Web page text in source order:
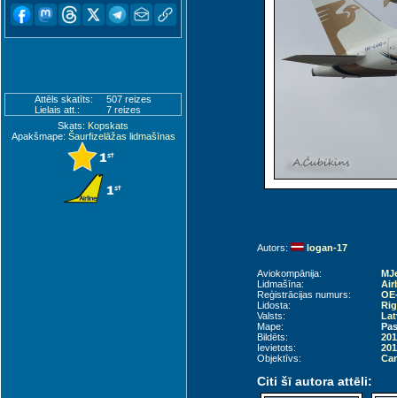
Attēls skatīts:
507 reizes
Lielais att.:
7 reizes
Skats: Kopskats
Apakšmape: Šaurfizelāžas lidmašīnas
Autors: logan-17
Aviokompānija:
Lidmašīna:
Reģistrācijas numurs:
Lidosta:
Valsts:
Mape:
Bildēts:
Ievietots:
Objektīvs:
Citi šī autora attēli: